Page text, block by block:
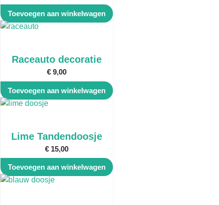
Toevoegen aan winkelwagen
Raceauto decoratie
€ 9,00
Toevoegen aan winkelwagen
Lime Tandendoosje
€ 15,00
Toevoegen aan winkelwagen